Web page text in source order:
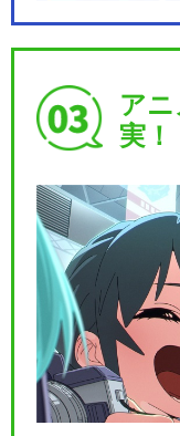
ア
実！